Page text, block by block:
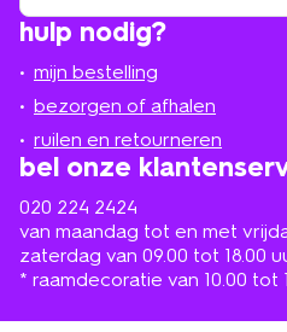
hulp nodig?
mijn bestelling
bezorgen of afhalen
ruilen en retourneren
bel onze
020 224 2424
van maandag tot en met
zaterdag van 09.00 tot 18.00
* raamdecoratie van 10.00 tot
winkel
bij
in
de
buurt